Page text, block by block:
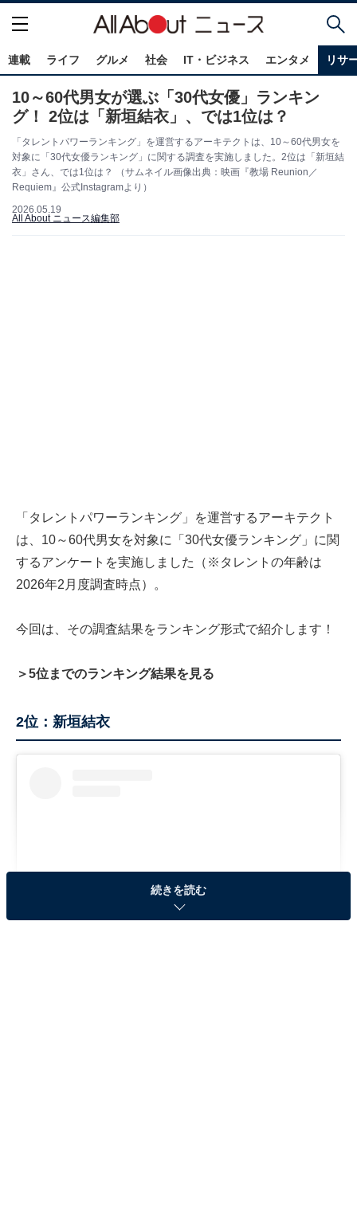
連載 ライフ グルメ 社会 IT・ビジネス エンタメ リサ
10～60代男女が選ぶ「30代女優」ランキン
グ！ 2位は「新垣結衣」、では1位は？
「タレントパワーランキング」を運営するアーキテクトは、10～60代男女を
対象に「30代女優ランキング」に関する調査を実施しました。2位は「新垣結
衣」さん、では1位は？ （サムネイル画像出典：映画『教場 Reunion／
Requiem』公式Instagramより）
2026.05.19
All About ニュース編集部
「タレントパワーランキング」を運営するアーキテクト
は、10～60代男女を対象に「30代女優ランキング」に関
するアンケートを実施しました（※タレントの年齢は
2026年2月度調査時点）。
今回は、その調査結果をランキング形式で紹介します！
＞5位までのランキング結果を見る
2位：新垣結衣
続きを読む